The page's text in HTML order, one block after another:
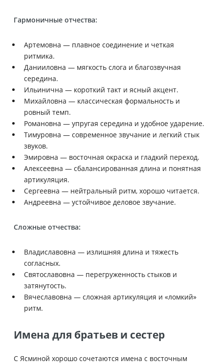
Гармоничные отчества:
Артемовна — плавное соединение и четкая
ритмика.
Данииловна — мягкость слога и благозвучная
середина.
Ильинична — короткий такт и ясный акцент.
Михайловна — классическая формальность и
ровный темп.
Романовна — упругая середина и удобное ударение.
Тимуровна — современное звучание и легкий стык
звуков.
Эмировна — восточная окраска и гладкий переход.
Алексеевна — сбалансированная длина и понятная
артикуляция.
Сергеевна — нейтральный ритм, хорошо читается.
Андреевна — устойчивое деловое звучание.
Сложные отчества:
Владиславовна — излишняя длина и тяжесть
согласных.
Святославовна — перегруженность стыков и
затянутость.
Вячеславовна — сложная артикуляция и «ломкий»
ритм.
Имена для братьев и сестер
С Ясминой хорошо сочетаются имена с восточным